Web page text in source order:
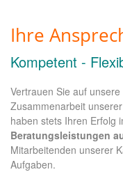
Ihre
Kompetent -
Vertrauen Sie auf unsere
Zusammenarbeit
haben stets Ihren Erfolg
Beratungsleistungen
Mitarbeitenden unserer
Aufgaben.